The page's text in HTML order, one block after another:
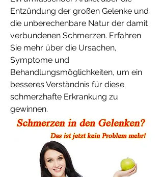
Entzündung der großen Gelenke und
die unberechenbare Natur der damit
verbundenen Schmerzen. Erfahren
Sie mehr über die Ursachen,
Symptome und
Behandlungsmöglichkeiten, um ein
besseres Verständnis für diese
schmerzhafte Erkrankung zu
gewinnen.